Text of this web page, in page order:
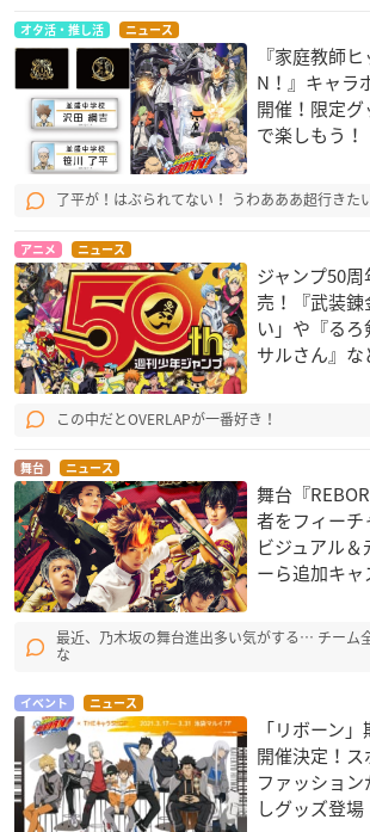
オタ活・推し活 ニュース
『家庭教師
N！』キャラ
開催！限定
で楽しもう！
了平が！はぶられてない！ うわあああ超行きた
アニメ ニュース
ジャンプ50
売！『武装
い」や『る
サルさん』
この中だとOVERLAPが一番好き！
舞台 ニュース
舞台『
者をフィー
ビジュアル
ーら追加キャ
最近、乃木坂の舞台進出多い気がする… チーム
な
イベント ニュース
「リボーン
開催決定！
ファッショ
しグッズ登場